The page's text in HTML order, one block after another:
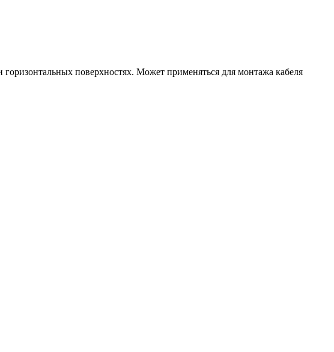
поверхностях. Может применяться для монтажа кабеля